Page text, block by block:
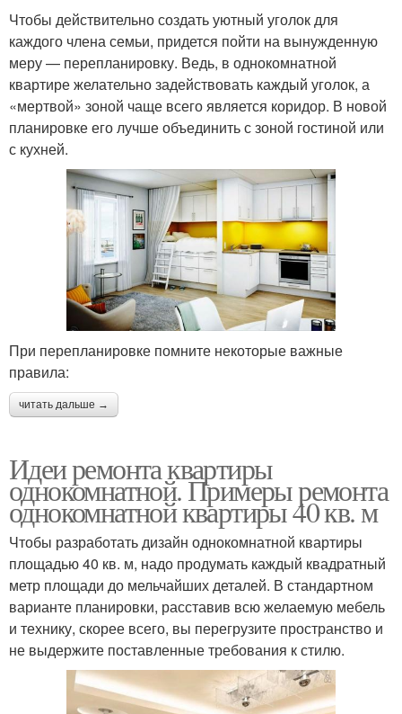
Чтобы действительно создать уютный уголок для
каждого члена семьи, придется пойти на вынужденную
меру — перепланировку. Ведь, в однокомнатной
квартире желательно задействовать каждый уголок, а
«мертвой» зоной чаще всего является коридор. В новой
планировке его лучше объединить с зоной гостиной или
с кухней.
При перепланировке помните некоторые важные
правила:
читать дальше →
Идеи ремонта квартиры
однокомнатной. Примеры ремонта
однокомнатной квартиры 40 кв. м
Чтобы разработать дизайн однокомнатной квартиры
площадью 40 кв. м, надо продумать каждый квадратный
метр площади до мельчайших деталей. В стандартном
варианте планировки, расставив всю желаемую мебель
и технику, скорее всего, вы перегрузите пространство и
не выдержите поставленные требования к стилю.